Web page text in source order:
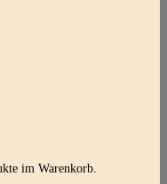
im Warenkorb.